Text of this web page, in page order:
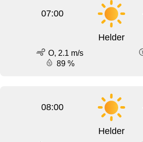
07:00
Helder
O, 2.1 m/s
89 %
08:00
Helder